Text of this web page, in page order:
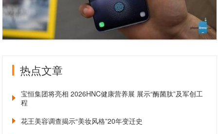
热点文章
宝恒集团将亮相 2026HNC健康营养展 展示“酶菌肽”及军创工
程
花王美容调查揭示“美妆风格”20年变迁史